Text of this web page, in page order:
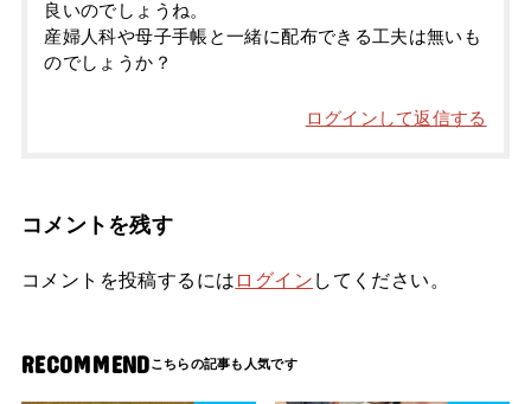
良いのでしょうね。
産婦人科や母子手帳と一緒に配布できる工夫は無いも
のでしょうか？
ログインして返信する
コメントを残す
コメントを投稿するには ログイン してください。
RECOMMEND